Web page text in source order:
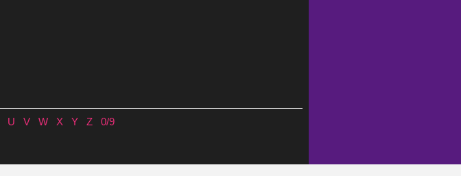
U V W X Y Z 0/9